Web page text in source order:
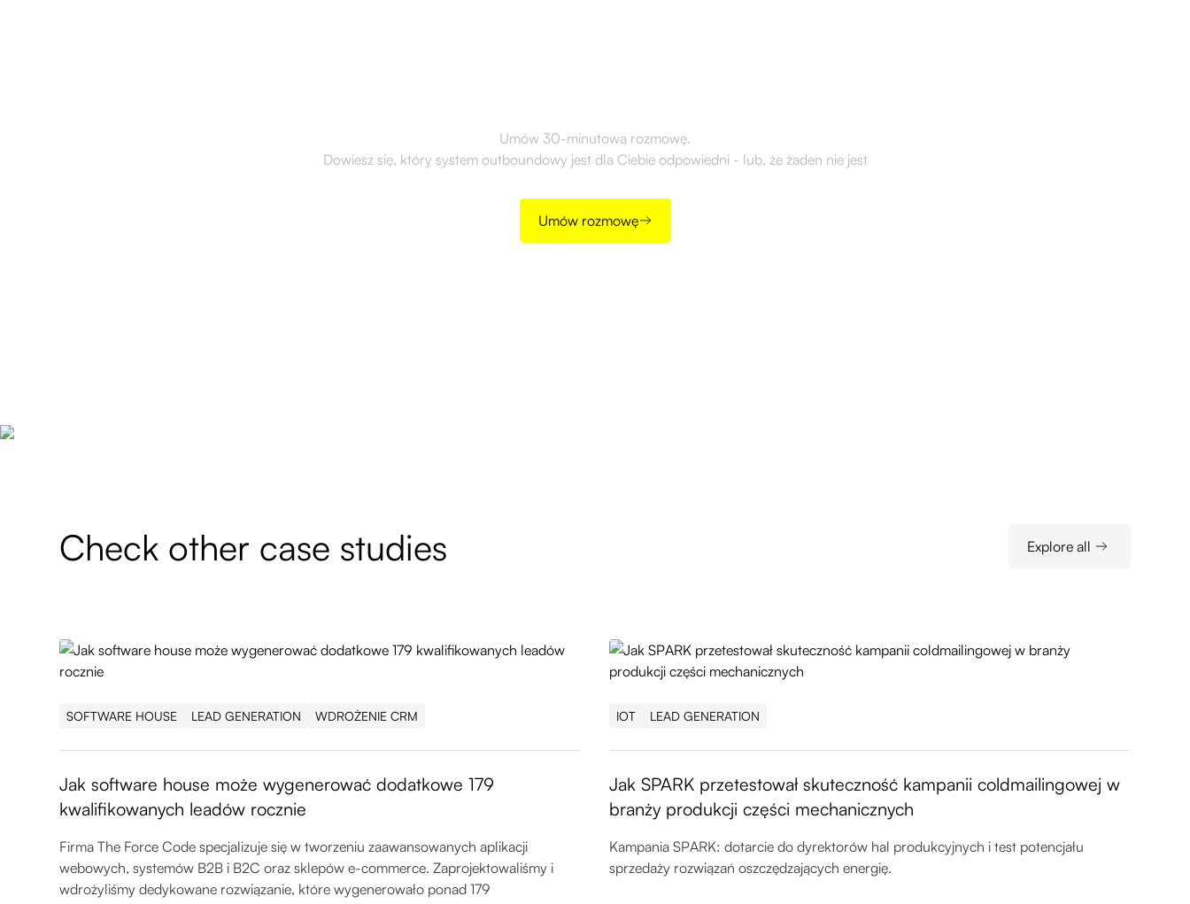
Umów 30-minutową rozmowę.
Dowiesz się, który system outboundowy jest dla Ciebie odpowiedni - lub, że żaden nie jest
Umów rozmowę
Check other case studies Explore all
SOFTWARE HOUSE LEAD GENERATION WDROŻENIE CRM
Jak software house może wygenerować dodatkowe 179
kwalifikowanych leadów rocznie
Firma The Force Code specjalizuje się w tworzeniu zaawansowanych aplikacji
webowych, systemów B2B i B2C oraz sklepów e-commerce. Zaprojektowaliśmy i
wdrożyliśmy dedykowane rozwiązanie, które wygenerowało ponad 179
IOT LEAD GENERATION
Jak SPARK przetestował skuteczność kampanii coldmailingowej w
branży produkcji części mechanicznych
Kampania SPARK: dotarcie do dyrektorów hal produkcyjnych i test potencjału
sprzedaży rozwiązań oszczędzających energię.